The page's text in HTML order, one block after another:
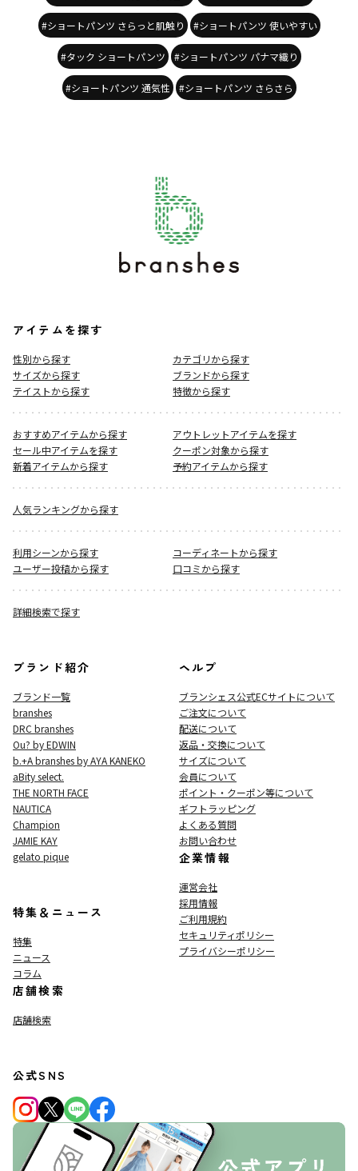
#ショートパンツ さらっと肌触り #ショートパンツ 使いやすい
#タック ショートパンツ #ショートパンツ パナマ織り
#ショートパンツ 通気性 #ショートパンツ さらさら
アイテムを探す
性別から探す
カテゴリから探す
サイズから探す
ブランドから探す
テイストから探す
特徴から探す
おすすめアイテムから探す
アウトレットアイテムを探す
セール中アイテムを探す
クーポン対象から探す
新着アイテムから探す
予約アイテムから探す
人気ランキングから探す
利用シーンから探す
コーディネートから探す
ユーザー投稿から探す
口コミから探す
詳細検索で探す
ブランド紹介
ブランド一覧
branshes
DRC branshes
Ou? by EDWIN
b.+A branshes by AYA KANEKO
aBity select.
THE NORTH FACE
NAUTICA
Champion
JAMIE KAY
gelato pique
特集＆ニュース
特集
ニュース
コラム
店舗検索
店舗検索
ヘルプ
ブランシェス公式ECサイトについて
ご注文について
配送について
返品・交換について
サイズについて
会員について
ポイント・クーポン等について
ギフトラッピング
よくある質問
お問い合わせ
企業情報
運営会社
採用情報
ご利用規約
セキュリティポリシー
プライバシーポリシー
公式SNS